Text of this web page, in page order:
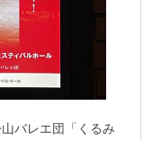
バレエ団「くるみ